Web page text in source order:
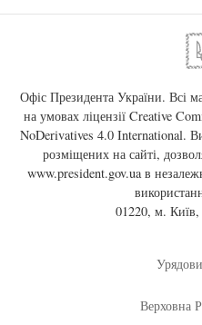
Офіс Президента України. Всі
на умовах ліцензії Creative
NoDerivatives 4.0 International.
розміщених на сайті,
www.president.gov.uaв
01220, м. Київ,
Верховна